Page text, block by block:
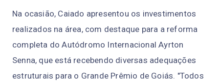
Na ocasião, Caiado apresentou os investimentos
realizados na área, com destaque para a reforma
completa do Autódromo Internacional Ayrton
Senna, que está recebendo diversas adequações
estruturais para o Grande Prêmio de Goiás. "Todos